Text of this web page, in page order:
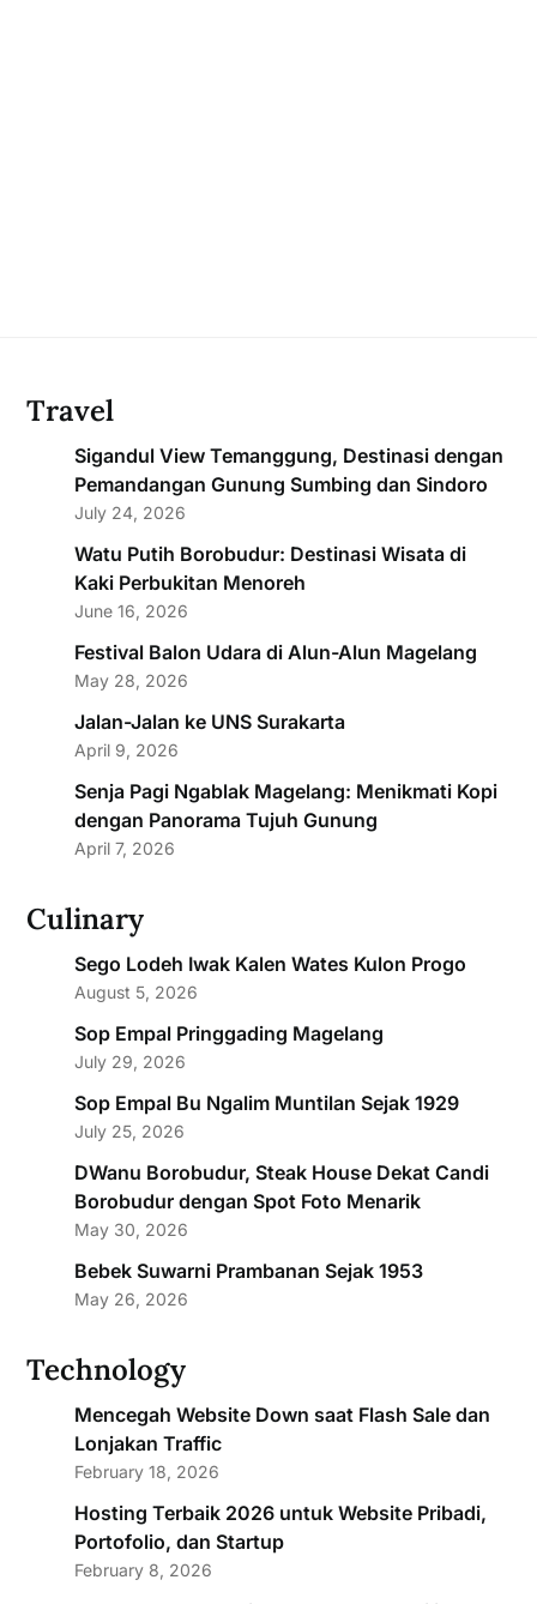
Travel
Sigandul View Temanggung, Destinasi dengan
Pemandangan Gunung Sumbing dan Sindoro
July 24, 2026
Watu Putih Borobudur: Destinasi Wisata di
Kaki Perbukitan Menoreh
June 16, 2026
Festival Balon Udara di Alun-Alun Magelang
May 28, 2026
Jalan-Jalan ke UNS Surakarta
April 9, 2026
Senja Pagi Ngablak Magelang: Menikmati Kopi
dengan Panorama Tujuh Gunung
April 7, 2026
Culinary
Sego Lodeh Iwak Kalen Wates Kulon Progo
August 5, 2026
Sop Empal Pringgading Magelang
July 29, 2026
Sop Empal Bu Ngalim Muntilan Sejak 1929
July 25, 2026
DWanu Borobudur, Steak House Dekat Candi
Borobudur dengan Spot Foto Menarik
May 30, 2026
Bebek Suwarni Prambanan Sejak 1953
May 26, 2026
Technology
Mencegah Website Down saat Flash Sale dan
Lonjakan Traffic
February 18, 2026
Hosting Terbaik 2026 untuk Website Pribadi,
Portofolio, dan Startup
February 8, 2026